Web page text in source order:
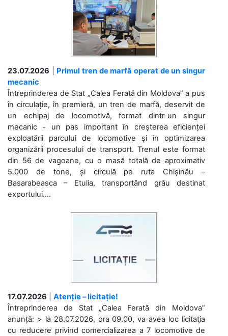
23.07.2026
Primul tren de marfă operat de un singur
mecanic
Întreprinderea de Stat „Calea Ferată din Moldova” a pus
în circulație, în premieră, un tren de marfă, deservit de
un echipaj de locomotivă, format dintr-un singur
mecanic - un pas important în creșterea eficienței
exploatării parcului de locomotive și în optimizarea
organizării procesului de transport. Trenul este format
din 56 de vagoane, cu o masă totală de aproximativ
5.000 de tone, și circulă pe ruta Chișinău –
Basarabeasca – Etulia, transportând grâu destinat
exportului....
17.07.2026
Atenție – licitație!
Întreprinderea de Stat „Calea Ferată din Moldova”
anunță: > la 28.07.2026, ora 09.00, va avea loc licitaţia
cu reducere privind comercializarea a 7 locomotive de